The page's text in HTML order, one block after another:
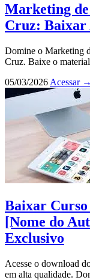
Marketing
Cruz: Baixar
Domine o Marketing
Cruz. Baixe o
05/03/2026 Acessar →
Baixar
[Nome do
Exclusivo
Acesse o download
em alta qualidade.